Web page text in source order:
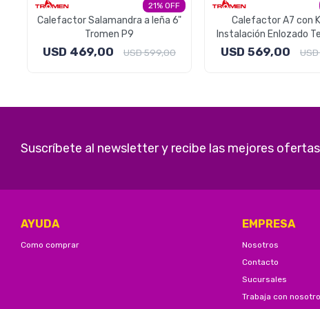
21
Calefactor Salamandra a leña 6"
Tromen P9
USD 469,00 USD599,00
Calefactor A7 con
Instalación Enlozado
Tromen
USD 569,00 USD
Suscríbete al newsletter y recibe las mejores ofertas
AYUDA
Como comprar
EMPRESA
Nosotros
Contacto
Sucursales
Trabaja con